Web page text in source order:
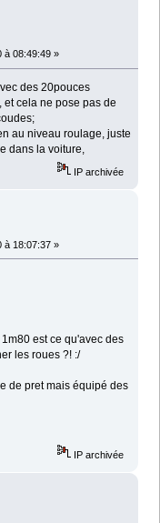
à 08:49:49 »
des 20pouces
cela ne pose pas de
au niveau roulage, juste
dans la voiture,
IP archivée
à 18:07:37 »
est ce qu'avec des
les roues ?! :/
de pret mais équipé des
IP archivée